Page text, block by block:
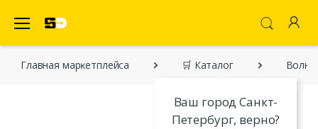
Ваш город Санкт-
Петербург, верно?
Главная марĸетплейса 🛒 Каталог